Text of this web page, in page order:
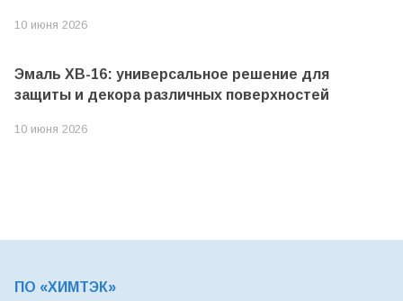
10 июня 2026
Эмаль ХВ-16: универсальное решение для
защиты и декора различных поверхностей
10 июня 2026
ПО «ХИМТЭК»